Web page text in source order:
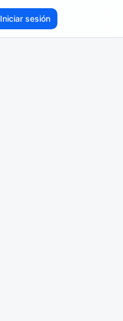
Iniciar sesión